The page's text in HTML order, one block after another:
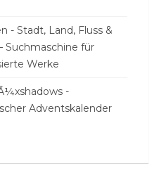
- Stadt, Land, Fluss &
Suchmaschine für
Werke
-
Adventskalender